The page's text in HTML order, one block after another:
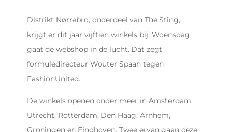
Distrikt Nørrebro, onderdeel van The Sting,
krijgt er dit jaar vijftien winkels bij. Woensdag
gaat de webshop in de lucht. Dat zegt
formuledirecteur Wouter Spaan tegen
FashionUnited.
De winkels openen onder meer in Amsterdam,
Utrecht, Rotterdam, Den Haag, Arnhem,
Groningen en Eindhoven. Twee ervan gaan deze